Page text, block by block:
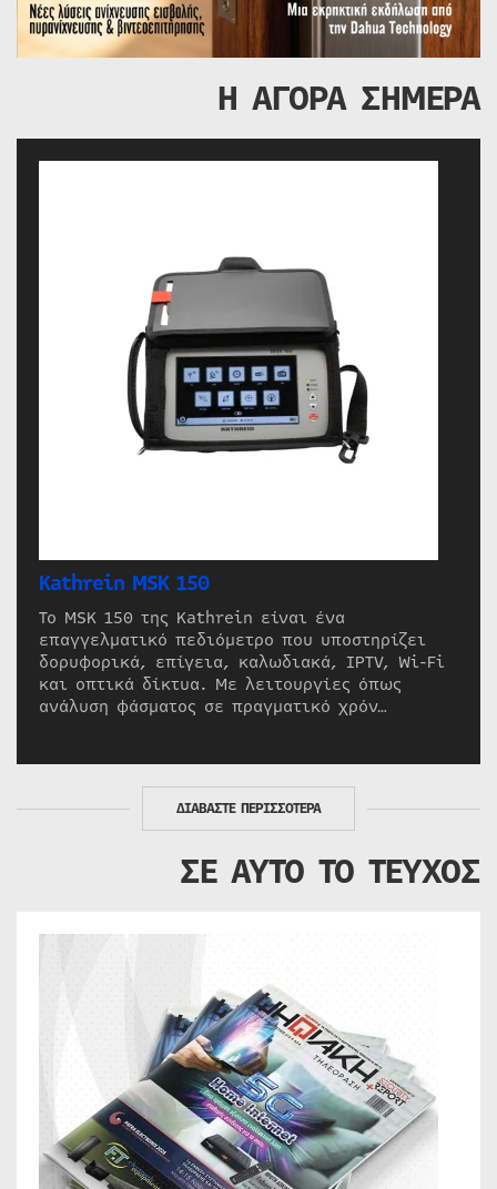
Η ΑΓΟΡΑ ΣΗΜΕΡΑ
Kathrein MSK 150
Το MSK 150 της Kathrein είναι ένα
επαγγελματικό πεδιόμετρο που υποστηρίζει
δορυφορικά, επίγεια, καλωδιακά, IPTV, Wi-Fi
και οπτικά δίκτυα. Με λειτουργίες όπως
ανάλυση φάσματος σε πραγματικό χρόν…
ΔΙΑΒΑΣΤΕ ΠΕΡΙΣΣΟΤΕΡΑ
ΣΕ ΑΥΤΟ ΤΟ ΤΕΥΧΟΣ